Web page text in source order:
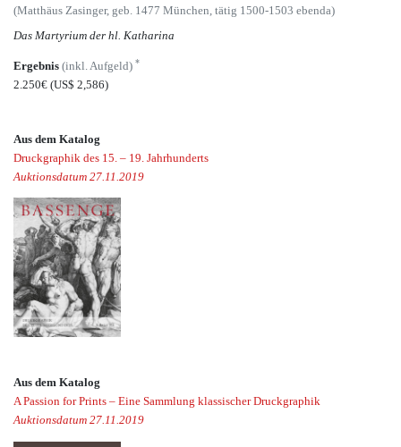
(Matthäus Zasinger, geb. 1477 München, tätig 1500-1503 ebenda)
Das Martyrium der hl. Katharina
Ergebnis (inkl. Aufgeld) *
2.250€ (US$ 2,586)
Aus dem Katalog
Druckgraphik des 15. – 19. Jahrhunderts
Auktionsdatum 27.11.2019
Aus dem Katalog
A Passion for Prints – Eine Sammlung klassischer Druckgraphik
Auktionsdatum 27.11.2019